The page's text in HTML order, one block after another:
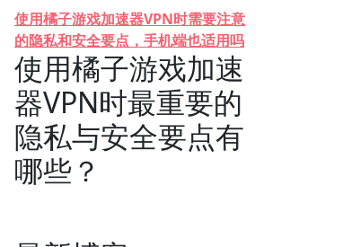
使用橘子游戏加速器VPN时需要注意
的隐私和安全要点，手机端也适用吗
使用橘子游戏加速
器VPN时最重要的
隐私与安全要点有
哪些？